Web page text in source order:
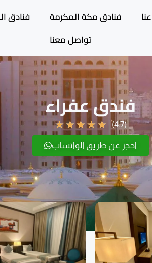
فنادق مكة المكرمة فنادق
تواصل معنا
فندق عفراء
(4.7)
★
★
★
★
★
احجز عن طريق الواتساب